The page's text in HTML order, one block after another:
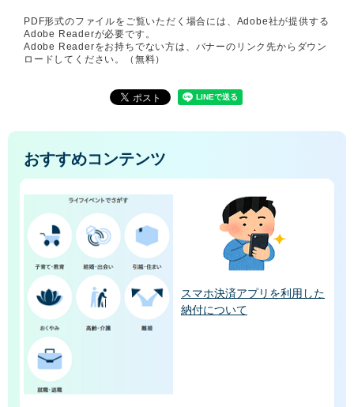
PDF形式のファイルをご覧いただく場合には、Adobe社が提供する
Adobe Readerが必要です。
Adobe Readerをお持ちでない方は、バナーのリンク先からダウン
ロードしてください。（無料）
おすすめコンテンツ
スマホ決済アプリを利用した
納付について